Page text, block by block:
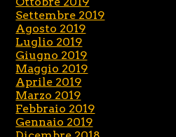
Settembre 2019
Agosto 2019
Luglio 2019
Giugno 2019
Maggio 2019
Aprile 2019
Marzo 2019
Febbraio 2019
Gennaio 2019